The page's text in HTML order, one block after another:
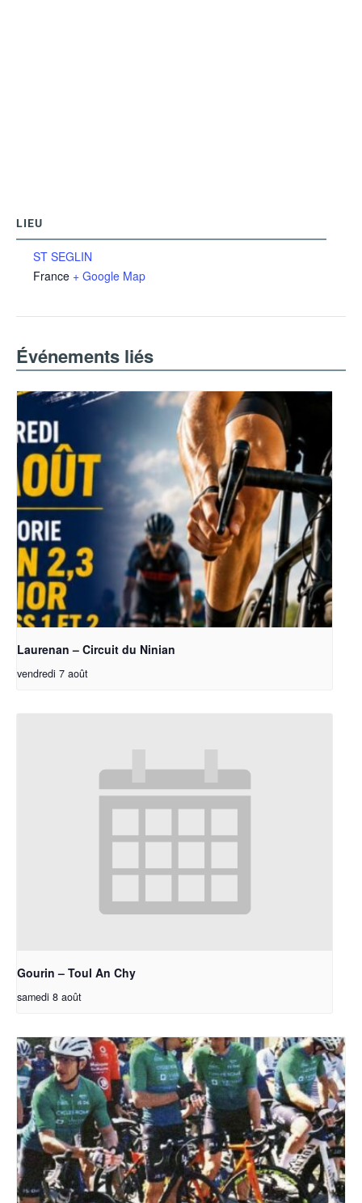
LIEU
ST SEGLIN
France + Google Map
Événements liés
Laurenan – Circuit du Ninian
vendredi 7 août
Gourin – Toul An Chy
samedi 8 août